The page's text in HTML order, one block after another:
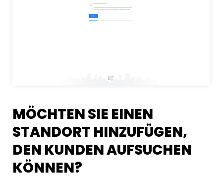
MÖCHTEN SIE EINEN
STANDORT HINZUFÜGEN,
DEN KUNDEN AUFSUCHEN
KÖNNEN?